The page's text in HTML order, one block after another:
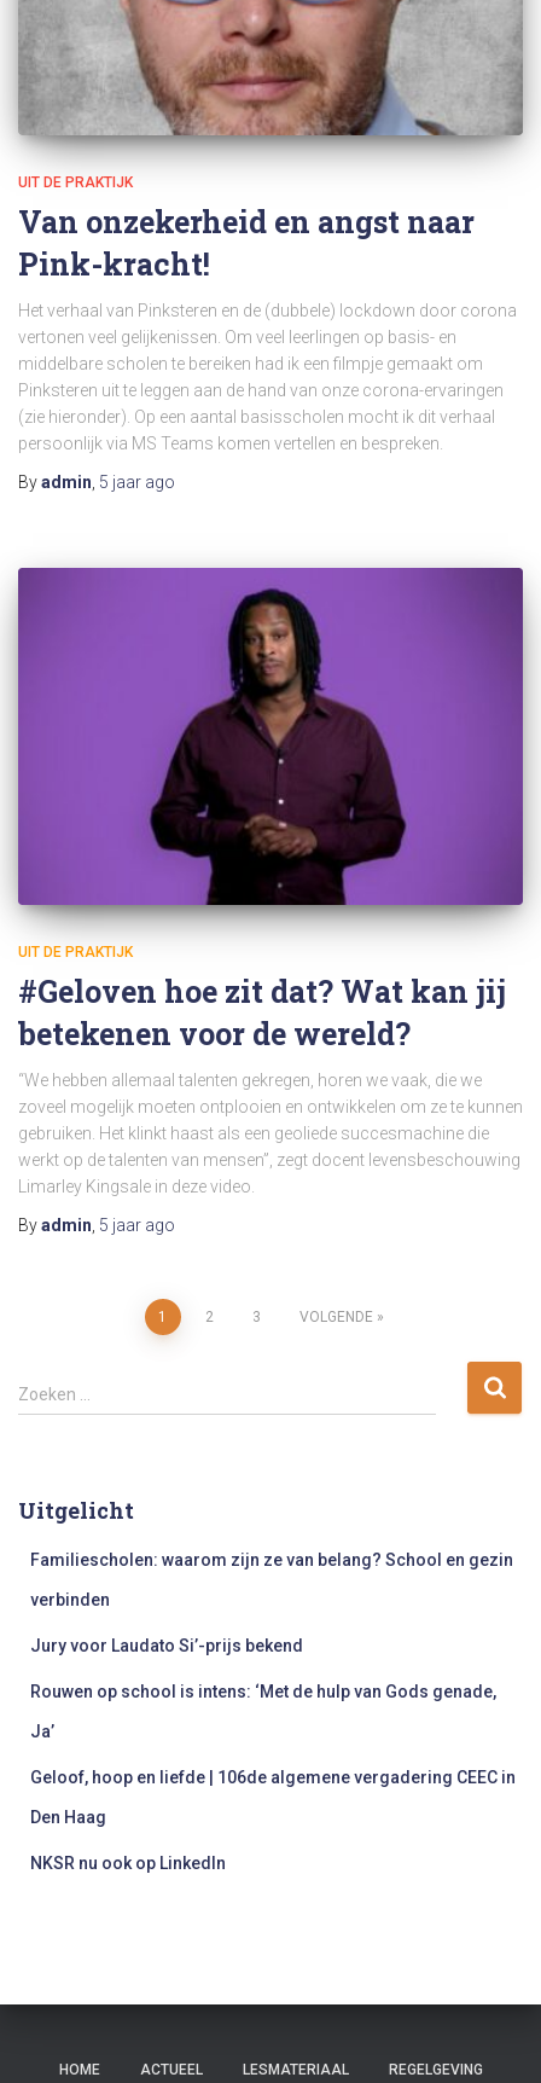
UIT DE PRAKTIJK
Van onzekerheid en angst naar
Pink-kracht!
Het verhaal van Pinksteren en de (dubbele) lockdown door corona
vertonen veel gelijkenissen. Om veel leerlingen op basis- en
middelbare scholen te bereiken had ik een filmpje gemaakt om
Pinksteren uit te leggen aan de hand van onze corona-ervaringen
(zie hieronder). Op een aantal basisscholen mocht ik dit verhaal
persoonlijk via MS Teams komen vertellen en bespreken.
Byadmin 5 jaar ago
UIT DE PRAKTIJK
#Geloven hoe zit dat? Wat kan jij
betekenen voor de wereld?
“We hebben allemaal talenten gekregen, horen we vaak, die we
zoveel mogelijk moeten ontplooien en ontwikkelen om ze te kunnen
gebruiken. Het klinkt haast als een geoliede succesmachine die
werkt op de talenten van mensen”, zegt docent levensbeschouwing
Limarley Kingsale in deze video.
Byadmin 5 jaar ago
Berichten
paginering
1 2 3 VOLGENDE
Z
o
n
Zoeken …
Uitgelicht
Familiescholen: waarom zijn ze van belang? School en gezin
verbinden
Jury voor Laudato Si’-prijs bekend
Rouwen op school is intens: ‘Met de hulp van Gods genade,
Ja’
Geloof, hoop en liefde | 106de algemene vergadering CEEC in
Den Haag
NKSR nu ook op LinkedIn
HOME ACTUEEL LESMATERIAAL REGELGEVING